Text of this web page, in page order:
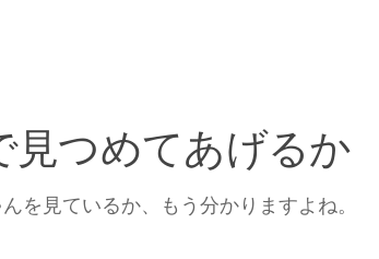
見つめてあげるか
を見ているか、もう分かりますよね。